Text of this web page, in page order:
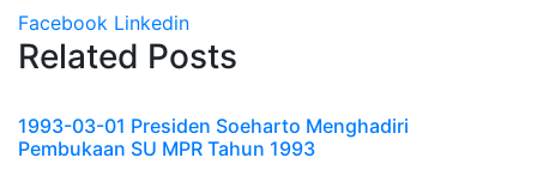
Facebook Linkedin
Related Posts
1993-03-01 Presiden Soeharto Menghadiri
Pembukaan SU MPR Tahun 1993